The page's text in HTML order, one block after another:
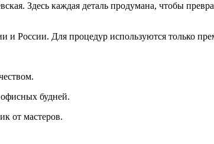
Здесь каждая деталь продумана, чтобы
России. Для процедур используются только
будней.
от мастеров.